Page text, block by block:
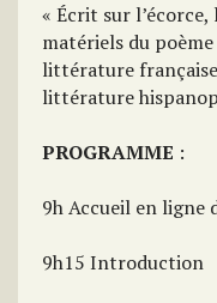
« Écrit sur
matériels du
littérature
littérature
PROGRAMME :
9h Accueil en ligne
9h15 Introduction